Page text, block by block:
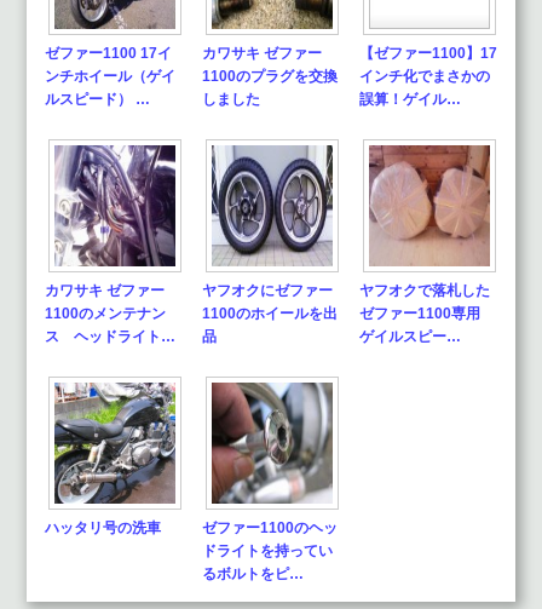
ゼファー1100 17イ
ンチホイール（ゲイ
ルスピード） …
カワサキ ゼファー
1100のプラグを交換
しました
【ゼファー1100】17
インチ化でまさかの
誤算！ゲイル…
カワサキ ゼファー
1100のメンテナン
ス ヘッドライト…
ヤフオクにゼファー
1100のホイールを出
品
ヤフオクで落札した
ゼファー1100専用
ゲイルスピー…
ハッタリ号の洗車
ゼファー1100のヘッ
ドライトを持ってい
るボルトをピ…